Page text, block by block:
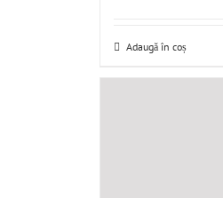
Adaugă în coș